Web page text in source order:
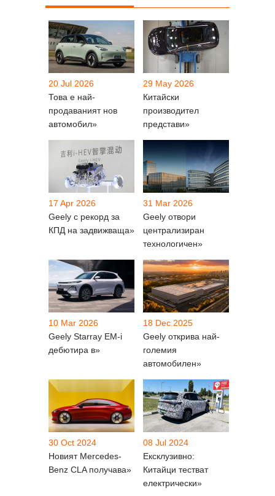
20 Jul 2026
Това е най-
продаваният нов
автомобил»
29 May 2026
Китайски
производител
представи»
17 Apr 2026
Geely с рекорд за
КПД на задвижваща»
31 Mar 2026
Geely отвори
централизиран
технологичен»
10 Mar 2026
Geely Starray EM-i
дебютира в»
18 Dec 2025
Geely открива най-
големия
автомобилен»
30 Oct 2024
Новият Mercedes-
Benz CLA получава»
08 Jul 2024
Ексклузивно:
Китайци тестват
електрически»